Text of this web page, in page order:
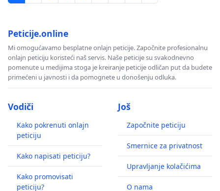
Peticije.online
Mi omogućavamo besplatne onlajn peticije. Započnite profesionalnu
onlajn peticiju koristeći naš servis. Naše peticije su svakodnevno
pomenute u medijima stoga je kreiranje peticije odličan put da budete
primećeni u javnosti i da pomognete u donošenju odluka.
Vodiči
Kako pokrenuti onlajn
peticiju
Kako napisati peticiju?
Kako promovisati
peticiju?
Još
Započnite peticiju
Smernice za privatnost
Upravljanje kolačićima
O nama